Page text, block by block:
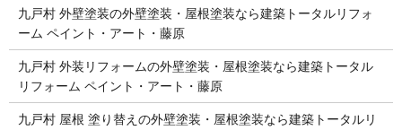
九戸村 外壁塗装の外壁塗装・屋根塗装なら建築トータルリフォ
ーム ペイント・アート・藤原
九戸村 外装リフォームの外壁塗装・屋根塗装なら建築トータル
リフォーム ペイント・アート・藤原
九戸村 屋根 塗り替えの外壁塗装・屋根塗装なら建築トータルリ